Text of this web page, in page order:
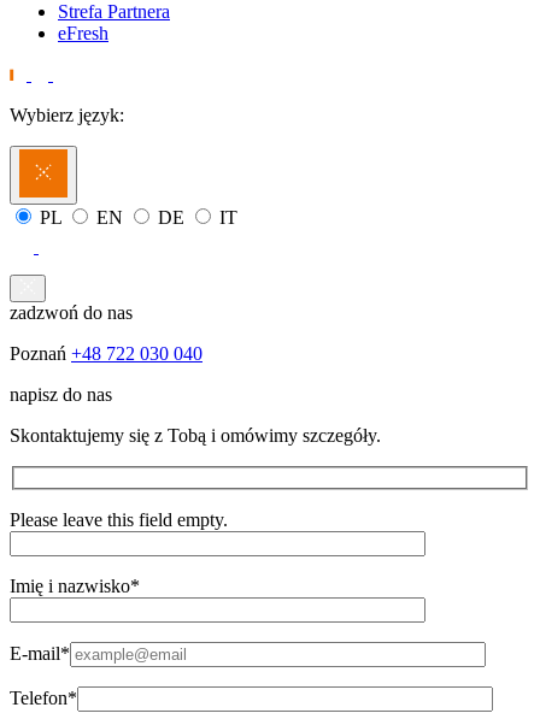
Strefa Partnera
eFresh
Wybierz język:
PL EN DE IT
zadzwoń do nas
Poznań +48 722 030 040
napisz do nas
Skontaktujemy się z Tobą i omówimy szczegóły.
Please leave this field empty.
Imię i nazwisko*
E-mail*
Telefon*